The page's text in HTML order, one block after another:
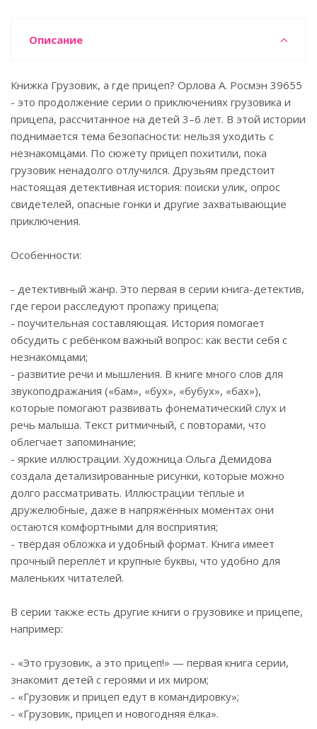
Описание
Книжка Грузовик, а где прицеп? Орлова А. Росмэн 39655
- это продолжение серии о приключениях грузовика и
прицепа, рассчитанное на детей 3–6 лет. В этой истории
поднимается тема безопасности: нельзя уходить с
незнакомцами. По сюжету прицеп похитили, пока
грузовик ненадолго отлучился. Друзьям предстоит
настоящая детективная история: поиски улик, опрос
свидетелей, опасные гонки и другие захватывающие
приключения.
Особенности:
- детективный жанр. Это первая в серии книга-детектив,
где герои расследуют пропажу прицепа;
- поучительная составляющая. История помогает
обсудить с ребёнком важный вопрос: как вести себя с
незнакомцами;
- развитие речи и мышления. В книге много слов для
звукоподражания («бам», «бух», «бубух», «бах»),
которые помогают развивать фонематический слух и
речь малыша. Текст ритмичный, с повторами, что
облегчает запоминание;
- яркие иллюстрации. Художница Ольга Демидова
создала детализированные рисунки, которые можно
долго рассматривать. Иллюстрации тёплые и
дружелюбные, даже в напряжённых моментах они
остаются комфортными для восприятия;
- твёрдая обложка и удобный формат. Книга имеет
прочный переплёт и крупные буквы, что удобно для
маленьких читателей.
В серии также есть другие книги о грузовике и прицепе,
например:
- «Это грузовик, а это прицеп!» — первая книга серии,
знакомит детей с героями и их миром;
- «Грузовик и прицеп едут в командировку»;
- «Грузовик, прицеп и новогодняя ёлка».